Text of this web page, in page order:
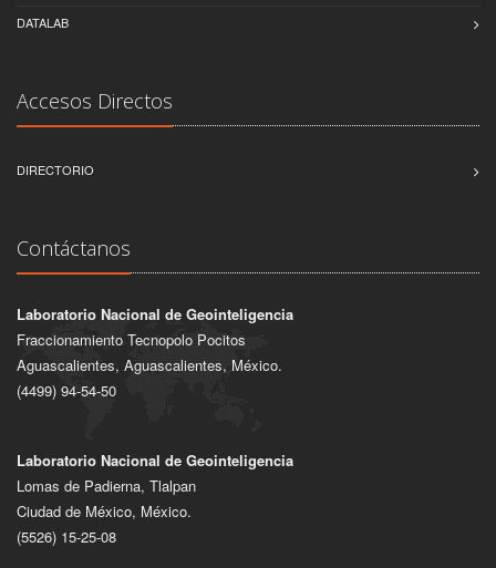
DATALAB
Accesos Directos
DIRECTORIO
Contáctanos
Laboratorio Nacional de Geointeligencia
Fraccionamiento Tecnopolo Pocitos
Aguascalientes, Aguascalientes, México.
(4499) 94-54-50
Laboratorio Nacional de Geointeligencia
Lomas de Padierna, Tlalpan
Ciudad de México, México.
(5526) 15-25-08